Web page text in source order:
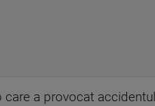
care a provocat